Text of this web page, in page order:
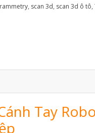
, scan 3d, scan 3d ô tô,
Tay